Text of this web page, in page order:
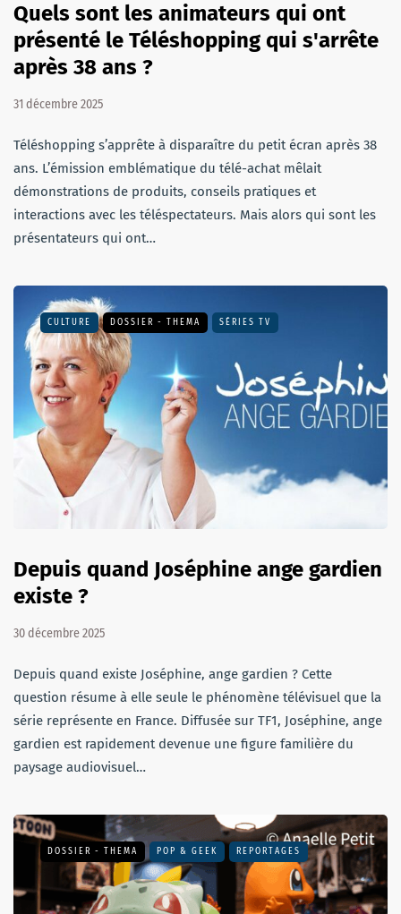
Quels sont les animateurs qui ont
présenté le Téléshopping qui s'arrête
après 38 ans ?
31 décembre 2025
Téléshopping s’apprête à disparaître du petit écran après 38
ans. L’émission emblématique du télé-achat mêlait
démonstrations de produits, conseils pratiques et
interactions avec les téléspectateurs. Mais alors qui sont les
présentateurs qui ont…
CULTURE DOSSIER - THEMA SÉRIES TV
Depuis quand Joséphine ange gardien
existe ?
30 décembre 2025
Depuis quand existe Joséphine, ange gardien ? Cette
question résume à elle seule le phénomène télévisuel que la
série représente en France. Diffusée sur TF1, Joséphine, ange
gardien est rapidement devenue une figure familière du
paysage audiovisuel…
DOSSIER - THEMA POP & GEEK REPORTAGES